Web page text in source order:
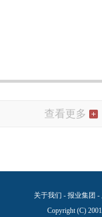
查看更多
关于我们 - 报业集团 -
Copyright (C)